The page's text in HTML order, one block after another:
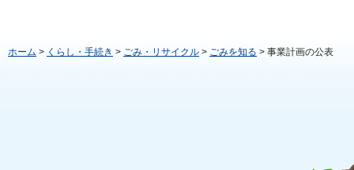
ホーム > くらし・手続き > ごみ・リサイクル > ごみを知る > 事業計画の公表